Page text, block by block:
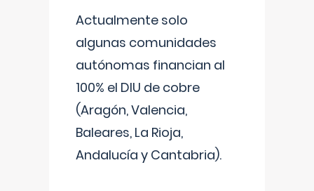
Actualmente solo
algunas comunidades
autónomas financian al
100% el DIU de cobre
(Aragón, Valencia,
Baleares, La Rioja,
Andalucía y Cantabria).